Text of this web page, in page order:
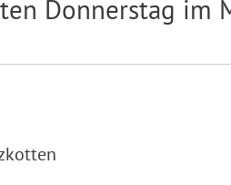
Donnerstag im